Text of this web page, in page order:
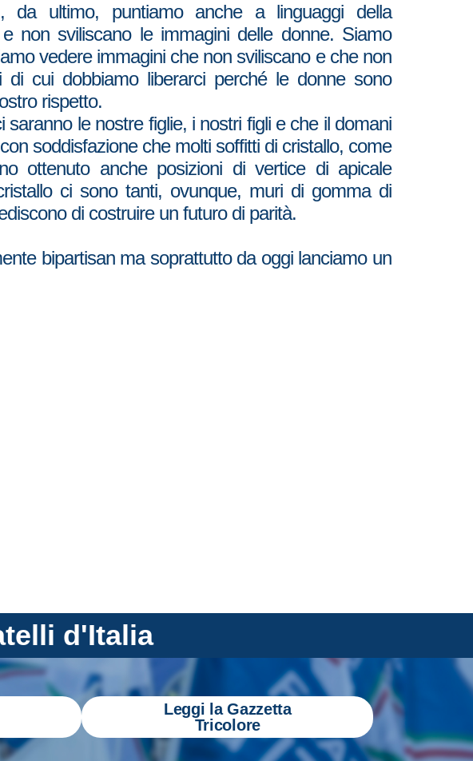
da ultimo, puntiamo anche a linguaggi della
non sviliscano le immagini delle donne. Siamo
vedere immagini che non sviliscano e che non
cui dobbiamo liberarci perché le donne sono
rispetto.
le nostre figlie, i nostri figli e che il domani
soddisfazione che molti soffitti di cristallo, come
ottenuto anche posizioni di vertice di apicale
ci sono tanti, ovunque, muri di gomma di
di costruire un futuro di parità.
bipartisan ma soprattutto da oggi lanciamo un
d'Italia
Leggi la Gazzetta
Tricolore